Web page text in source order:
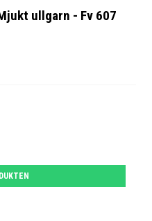
ullgarn - Fv 607